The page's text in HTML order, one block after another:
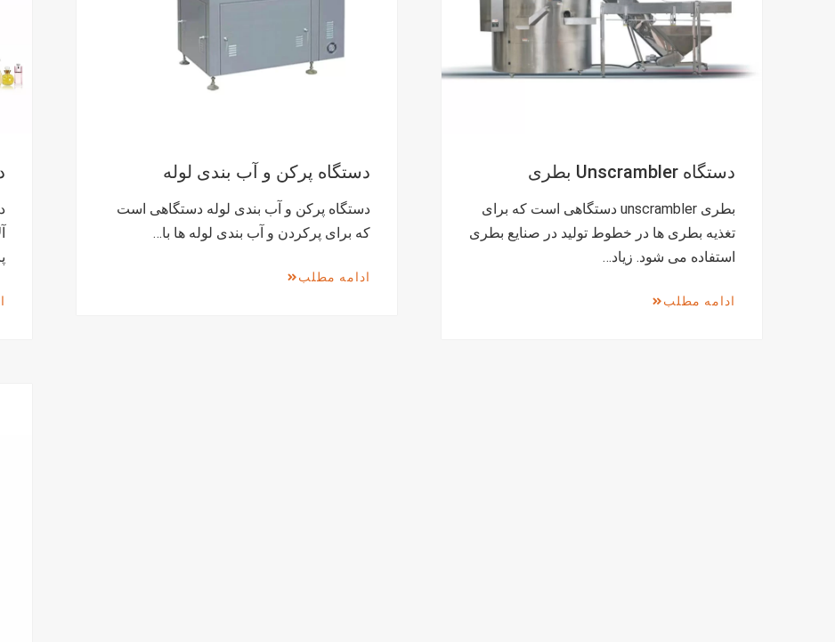
دستگاه پرکن و آب بندی لوله
دستگاه پرکن و آب بندی لوله دستگاهی است
که برای پرکردن و آب بندی لوله ها با…
ادامه مطلب
دستگاه Unscrambler بطری
بطری unscrambler دستگاهی است که برای
تغذیه بطری ها در خطوط تولید در صنایع بطری
استفاده می شود. زیاد…
ادامه مطلب